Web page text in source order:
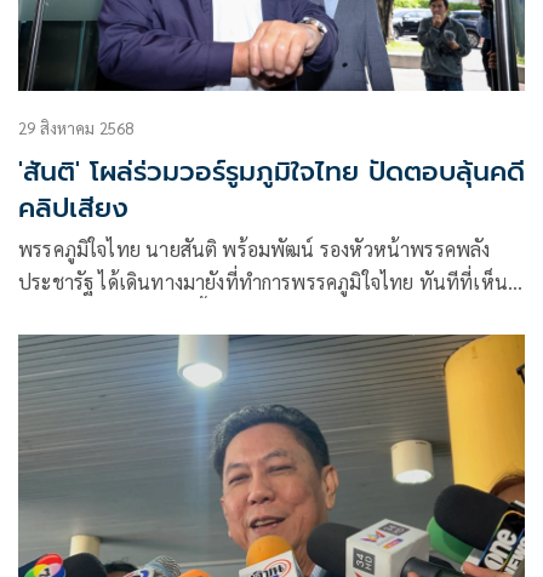
29 สิงหาคม 2568
'สันติ' โผล่ร่วมวอร์รูมภูมิใจไทย ปัดตอบลุ้นคดี
คลิปเสียง
พรรคภูมิใจไทย นายสันติ พร้อมพัฒน์ รองหัวหน้าพรรคพลัง
ประชารัฐ ได้เดินทางมายังที่ทำการพรรคภูมิใจไทย ทันทีที่เห็นผู้